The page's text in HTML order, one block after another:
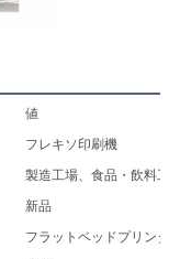
値
フレキソ印刷機
製造工場、食品・飲料工
新品
フラットベッドプリンタ